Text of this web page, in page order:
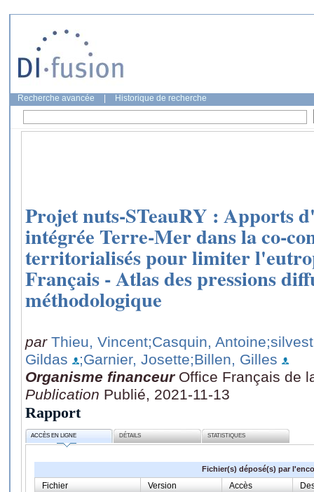
Recherche avancée Historique de recherche
Projet nuts-STeauRY : Apports
intégrée Terre-Mer dans la co-
territorialisés pour limiter
Français - Atlas des pressions
méthodologique
par Thieu, Vincent;Casquin, Antoine
Gildas
;Garnier, Josette;Billen, Gilles
Organisme financeur Office Français de
Publication Publié, 2021-11-13
Rapport
ACCÈS EN LIGNE DÉTAILS STATISTIQUES
Fichier(s) déposé(s) par
Fichier Version Accès